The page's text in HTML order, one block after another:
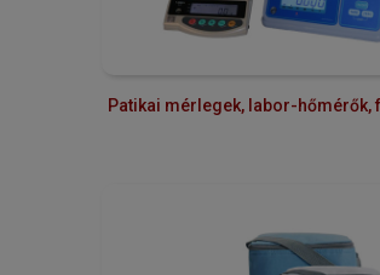
Patikai mérlegek, labor-hőmérők,